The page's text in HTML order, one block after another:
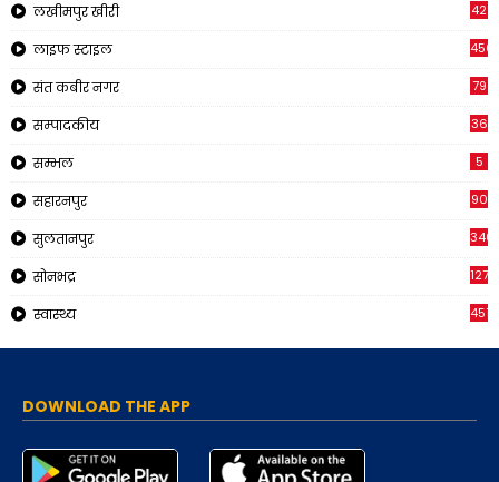
लखीमपुर खीरी 42
लाइफ स्टाइल 456
संत कबीर नगर 79
सम्पादकीय 36
सम्भल 5
सहारनपुर 90
सुलतानपुर 340
सोनभद्र 1271
स्वास्थ्य 451
DOWNLOAD THE APP